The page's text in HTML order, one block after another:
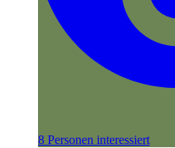
8 Personen interessiert